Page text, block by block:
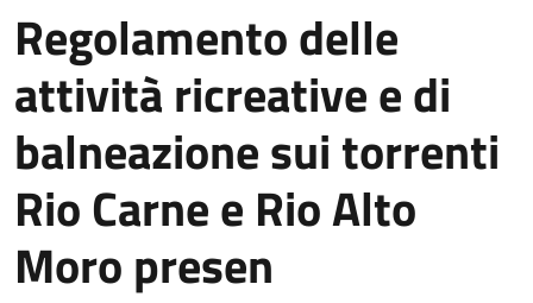
Regolamento delle
attività ricreative e di
balneazione sui torrenti
Rio Carne e Rio Alto
Moro presen